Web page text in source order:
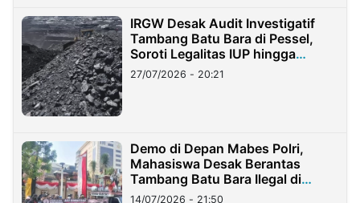
IRGW Desak Audit Investigatif
Tambang Batu Bara di Pessel,
Soroti Legalitas IUP hingga
Stockpile
27/07/2026 - 20:21
Demo di Depan Mabes Polri,
Mahasiswa Desak Berantas
Tambang Batu Bara Ilegal di
Lampung
14/07/2026 - 21:50